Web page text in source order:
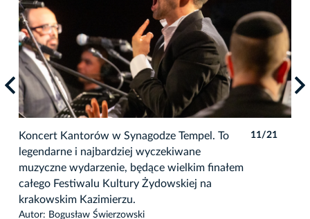
Koncert Kantorów w Synagodze Tempel. To
legendarne i najbardziej wyczekiwane
muzyczne wydarzenie, będące wielkim finałem
całego Festiwalu Kultury Żydowskiej na
krakowskim Kazimierzu.
Autor: Bogusław Świerzowski
11/21